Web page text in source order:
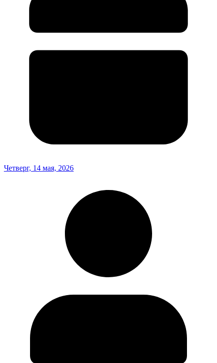
Четверг, 14 мая, 2026